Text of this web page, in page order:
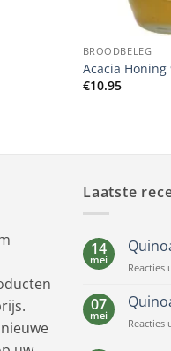
BROODBELEG
Acacia Honing
€10.95
Laatste
14
mei
Reacties
07
mei
Reacties